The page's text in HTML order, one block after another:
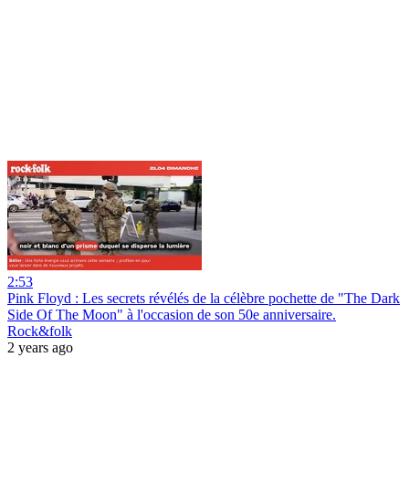
2:53
Pink Floyd : Les secrets révélés de la célèbre pochette de "The Dark
Side Of The Moon" à l'occasion de son 50e anniversaire.
Rock&folk
2 years ago